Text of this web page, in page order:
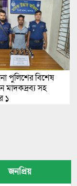
পুলিশের বিশেষ
মাদকদ্রব্য সহ
১
জনপ্রিয়